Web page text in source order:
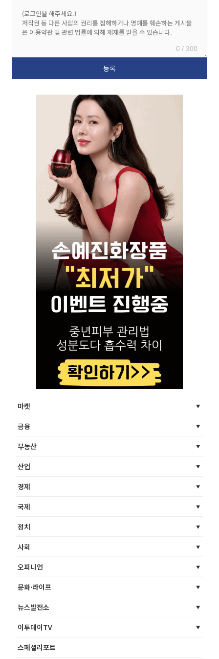
0 / 300
마켓
금융
부동산
산업
경제
국제
정치
사회
오피니언
문화·라이프
뉴스발전소
이투데이TV
스페셜리포트